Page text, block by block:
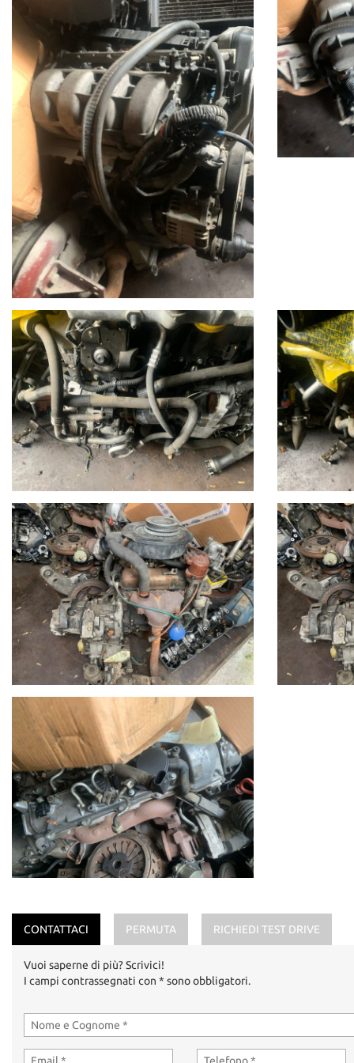
CONTATTACI PERMUTA RICHIEDI TEST DRIVE
Vuoi saperne di più? Scrivici!
I campi contrassegnati con * sono obbligatori.